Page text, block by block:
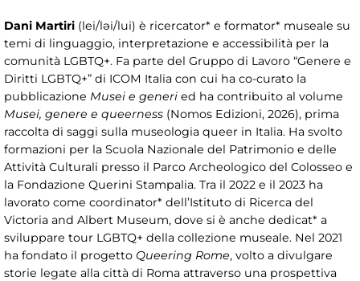
Dani Martiri (lei/ləi/lui) è ricercator* e formator* museale su
temi di linguaggio, interpretazione e accessibilità per la
comunità LGBTQ+. Fa parte del Gruppo di Lavoro “Genere e
Diritti LGBTQ+” di ICOM Italia con cui ha co-curato la
pubblicazione Musei e generi ed ha contribuito al volume
Musei, genere e queerness (Nomos Edizioni, 2026), prima
raccolta di saggi sulla museologia queer in Italia. Ha svolto
formazioni per la Scuola Nazionale del Patrimonio e delle
Attività Culturali presso il Parco Archeologico del Colosseo e
la Fondazione Querini Stampalia. Tra il 2022 e il 2023 ha
lavorato come coordinator* dell’Istituto di Ricerca del
Victoria and Albert Museum, dove si è anche dedicat* a
sviluppare tour LGBTQ+ della collezione museale. Nel 2021
ha fondato il progetto Queering Rome, volto a divulgare
storie legate alla città di Roma attraverso una prospettiva